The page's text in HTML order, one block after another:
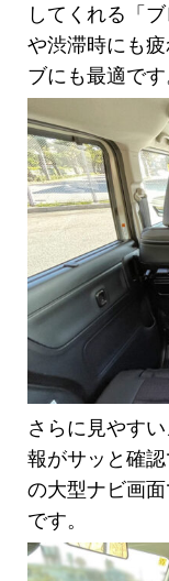
してくれる「
や渋滞時にも
ブにも最適です
さらに見やす
報がサッと確
の大型ナビ画
です。